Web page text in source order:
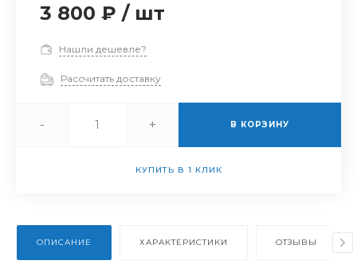
3 800 ₽ / шт
Нашли дешевле?
Рассчитать доставку
- + В КОРЗИНУ
КУПИТЬ В 1 КЛИК
ОПИСАНИЕ ХАРАКТЕРИСТИКИ ОТЗЫВЫ